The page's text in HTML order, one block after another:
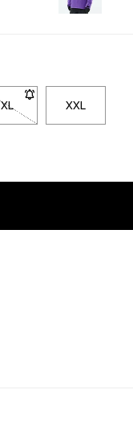
XL- Storlek XL är inte
XXL